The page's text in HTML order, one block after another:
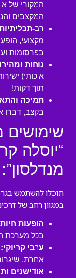
המקורי של א
המקצבים
רב-
מקצועי,
בפרסומות
נוחות
איכותי)
תוך דקות!
תמיכה
בקצב, דברו
שימושים
“יוסלה
מנדלסון”:
תוכלו להשתמש
במגוון רחב של
הופעות
בכל מערכת
ערבי קריוקי:
אחרת,
אודישנים